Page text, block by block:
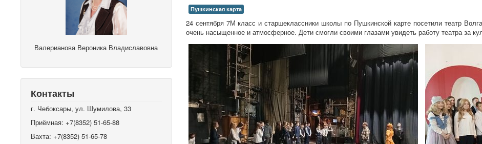
Валерианова Вероника Владиславовна
Контакты
г. Чебоксары, ул. Шумилова, 33
Приёмная: +7(8352) 51-65-88
Вахта: +7(8352) 51-65-78
Пушкинская карта
24 сентября 7М класс и старшеклассники школы по Пушкинской карте посетили театр
очень насыщенное и атмосферное. Дети смогли своими глазами увидеть работу театра за